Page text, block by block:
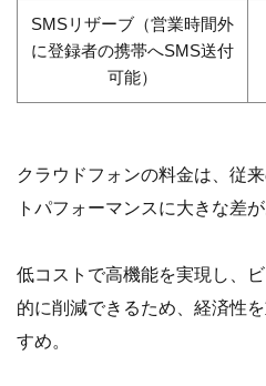
SMSリザーブ（営業時間外
に登録者の携帯へSMS送付
可能）
クラウドフォンの料金は、従
トパフォーマンスに大きな差が
低コストで高機能を実現し、
的に削減できるため、経済性
すめ。